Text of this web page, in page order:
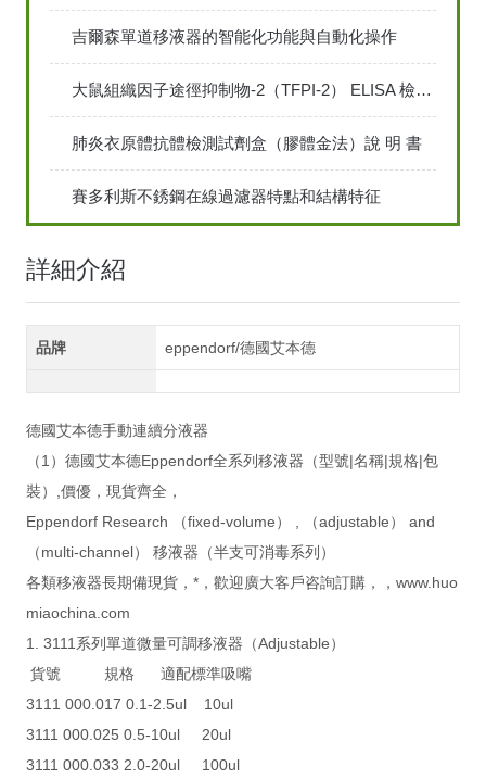
吉爾森單道移液器的智能化功能與自動化操作
大鼠組織因子途徑抑制物-2（TFPI-2） ELISA 檢測試劑說明書
肺炎衣原體抗體檢測試劑盒（膠體金法）說 明 書
賽多利斯不銹鋼在線過濾器特點和結構特征
詳細介紹
品牌 eppendorf/德國艾本德
德國艾本德手動連續分液器
（1）德國艾本德Eppendorf全系列移液器（型號|名稱|規格|包
裝）,價優，現貨齊全，
Eppendorf Research （fixed-volume） , （adjustable） and
（multi-channel） 移液器（半支可消毒系列）
各類移液器長期備現貨，*，歡迎廣大客戶咨詢訂購，，www.huo
miaochina.com
1. 3111系列單道微量可調移液器（Adjustable）
貨號 規格 適配標準吸嘴
3111 000.017 0.1-2.5ul 10ul
3111 000.025 0.5-10ul 20ul
3111 000.033 2.0-20ul 100ul